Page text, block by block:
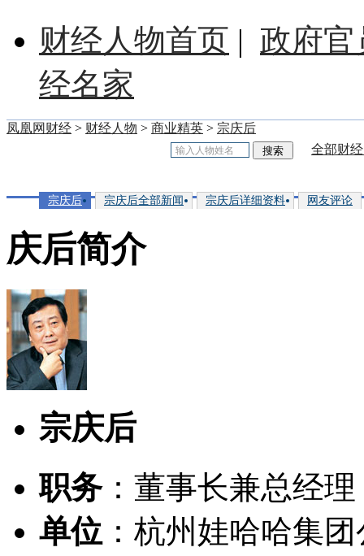
财经人物首页 | 政府官
经名家
凤凰网财经 > 财经人物 > 商业精英 > 宗庆后
全部财
宗庆后 宗庆后全部新闻 宗庆后详细资料 网友评论
庆后简介
宗庆后
职务：董事长兼总经理
单位 ：杭州娃哈哈集